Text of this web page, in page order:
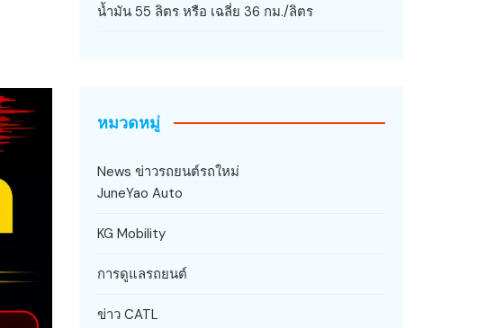
น้ำมัน 55 ลิตร หรือ เฉลี่ย 36 กม./ลิตร
หมวดหมู่
News ข่าวรถยนต์รถใหม่
JuneYao Auto
KG Mobility
การดูแลรถยนต์
ข่าว CATL